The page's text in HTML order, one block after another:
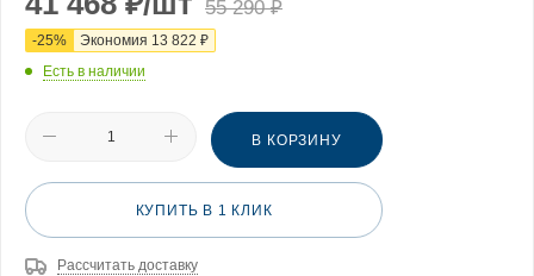
55 290₽
-25% Экономия 13 822 ₽
Есть в наличии
В КОРЗИНУ
КУПИТЬ В 1 КЛИК
Рассчитать доставку